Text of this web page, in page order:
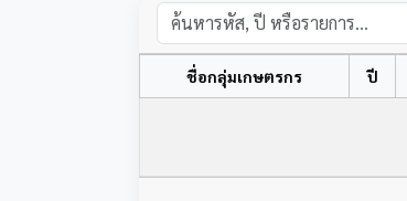
ชื่อกลุ่มเกษตรกร ปี